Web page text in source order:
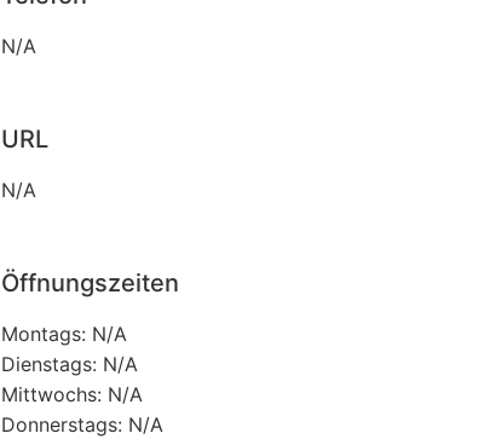
N/A
URL
N/A
Öffnungszeiten
Montags: N/A
Dienstags: N/A
Mittwochs: N/A
Donnerstags: N/A